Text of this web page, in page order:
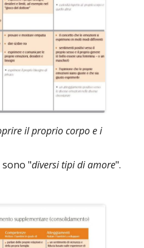
il proprio corpo e i
sono "diversi tipi di amore".